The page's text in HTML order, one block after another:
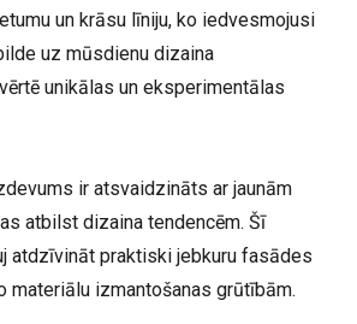
un krāsu līniju, ko iedvesmojusi
uz mūsdienu dizaina
unikālas un eksperimentālas
ir atsvaidzināts ar jaunām
atbilst dizaina tendencēm. Šī
atdzīvināt praktiski jebkuru fasādes
materiālu izmantošanas grūtībām.